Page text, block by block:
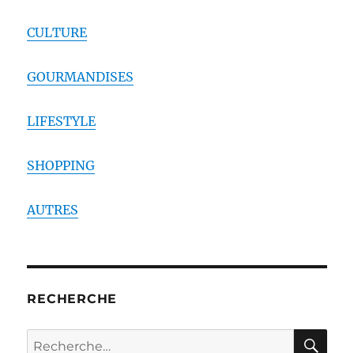
CULTURE
GOURMANDISES
LIFESTYLE
SHOPPING
AUTRES
RECHERCHE
Recherche